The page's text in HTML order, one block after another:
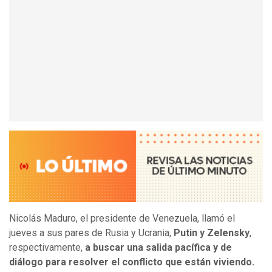
Nicolás Maduro, el presidente de Venezuela, llamó el
jueves a sus pares de Rusia y Ucrania, Putin y Zelensky,
respectivamente, a buscar una salida pacífica y de
diálogo para resolver el conflicto que están viviendo.